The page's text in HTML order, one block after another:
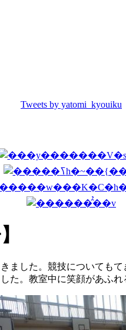
Tweets by yatomi_kyouiku
ました。競技についても
。教室中に笑顔があふ